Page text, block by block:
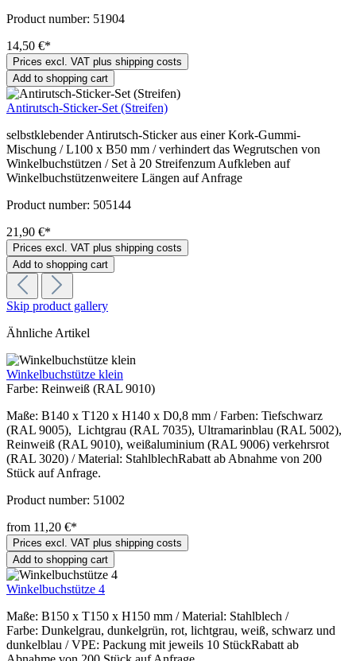
Product number: 51904
14,50 €*
Prices excl. VAT plus shipping costs
Add to shopping cart
Antirutsch-Sticker-Set (Streifen)
selbstklebender Antirutsch-Sticker aus einer Kork-Gummi-
Mischung / L100 x B50 mm / verhindert das Wegrutschen von
Winkelbuchstützen / Set à 20 Streifenzum Aufkleben auf
Winkelbuchstützenweitere Längen auf Anfrage
Product number: 505144
21,90 €*
Prices excl. VAT plus shipping costs
Add to shopping cart
Skip product gallery
Ähnliche Artikel
Winkelbuchstütze klein
Farbe: Reinweiß (RAL 9010)
Maße: B140 x T120 x H140 x D0,8 mm / Farben: Tiefschwarz
(RAL 9005), Lichtgrau (RAL 7035), Ultramarinblau (RAL 5002),
Reinweiß (RAL 9010), weißaluminium (RAL 9006) verkehrsrot
(RAL 3020) / Material: StahlblechRabatt ab Abnahme von 200
Stück auf Anfrage.
Product number: 51002
from 11,20 €*
Prices excl. VAT plus shipping costs
Add to shopping cart
Winkelbuchstütze 4
Maße: B150 x T150 x H150 mm / Material: Stahlblech /
Farbe: Dunkelgrau, dunkelgrün, rot, lichtgrau, weiß, schwarz und
dunkelblau / VPE: Packung mit jeweils 10 StückRabatt ab